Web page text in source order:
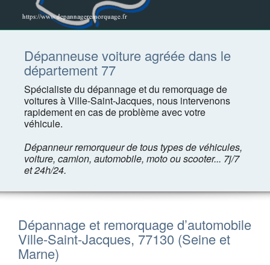
Dépanneuse voiture agréée dans le
département 77
Spécialiste du dépannage et du remorquage de
voitures à Ville-Saint-Jacques, nous intervenons
rapidement en cas de problème avec votre
véhicule.
Dépanneur remorqueur de tous types de véhicules,
voiture, camion, automobile, moto ou scooter... 7j/7
et 24h/24.
Dépannage et remorquage d’automobile
Ville-Saint-Jacques, 77130 (Seine et
Marne)